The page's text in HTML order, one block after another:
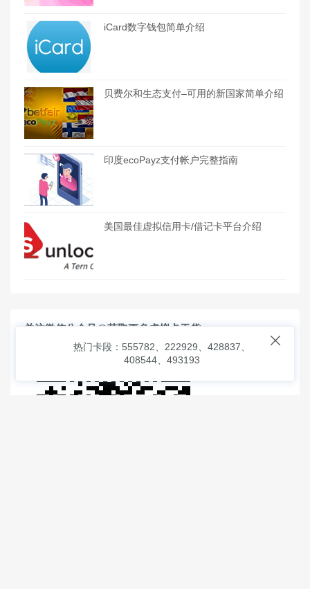
iCard数字钱包简单介绍
贝费尔和生态支付–可用的新国家简单介绍
印度ecoPayz支付帐户完整指南
美国最佳虚拟信用卡/借记卡平台介绍
关注微信公众号@获取更多虚拟卡干货

热门卡段：555782、222929、428837、
408544、493193